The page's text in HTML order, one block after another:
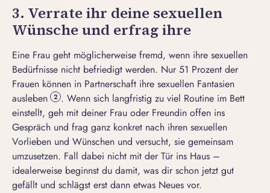
3. Verrate ihr deine sexuellen
Wünsche und erfrag ihre
Eine Frau geht möglicherweise fremd, wenn ihre sexuellen
Bedürfnisse nicht befriedigt werden. Nur 51 Prozent der
Frauen können in Partnerschaft ihre sexuellen Fantasien
ausleben
2 . Wenn sich langfristig zu viel Routine im Bett
einstellt, geh mit deiner Frau oder Freundin offen ins
Gespräch und frag ganz konkret nach ihren sexuellen
Vorlieben und Wünschen und versucht, sie gemeinsam
umzusetzen. Fall dabei nicht mit der Tür ins Haus –
idealerweise beginnst du damit, was dir schon jetzt gut
gefällt und schlägst erst dann etwas Neues vor.